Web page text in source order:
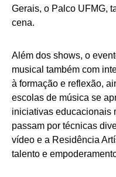
Gerais, o Palco UFMG,
cena.
Além dos shows, o
musical também com
à formação e reflexão,
escolas de música se
iniciativas educacionais
passam por técnicas
vídeo e a Residência
talento e